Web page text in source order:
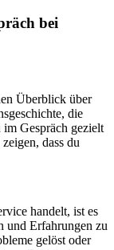
bei
Überblick über
die
Gespräch gezielt
dass du
handelt, ist es
und Erfahrungen zu
gelöst oder